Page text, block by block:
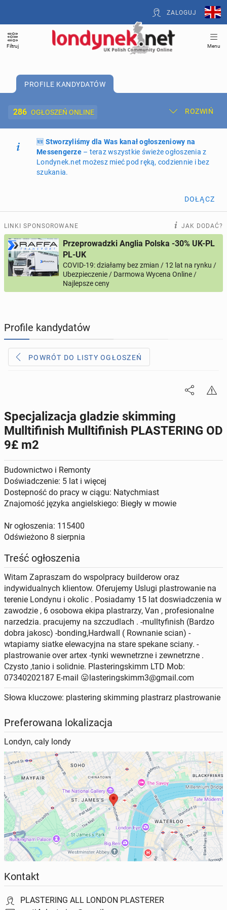
ZALOGUJ
Filtruj Menu
PROFILE KANDYDATÓW
286 OGŁOSZEŃ ONLINE ROZWIŃ
Dodaj ogłoszenie Moje ogłoszenia
Oferta i cennik ogłoszeń
ogłoszeń online
PROFILE KANDYDATÓW 286 profili online
USŁUGI 164ogłoszenia online
KUPIĘ & SPRZEDAM
TOWARZYSKIE
🆕 Stworzyliśmy dla Was kanał ogłoszeniowy na
Messengerze– teraz wszystkie świeże ogłoszenia z
Londynek.net możesz mieć pod ręką, codziennie i bez
szukania.
DOŁĄCZ
LINKI SPONSOROWANE JAK DODAĆ?
Przeprowadzki Anglia Polska -30% UK-PL
PL-UK
COVID-19: działamy bez zmian / 12 lat na rynku /
Ubezpieczenie / Darmowa Wycena Online /
Najlepsze ceny
Profile kandydatów
POWRÓT DO LISTY OGŁOSZEŃ
Specjalizacja gladzie skimming
Mulltifinish Mulltifinish PLASTERING OD
9£ m2
Budownictwo i Remonty
Doświadczenie: 5 lat i więcej
Dostepność do pracy w ciągu: Natychmiast
Znajomość języka angielskiego: Biegły w mowie
Nr ogłoszenia: 115400
Odświeżono 8 sierpnia
Treść ogłoszenia
Witam Zapraszam do wspolpracy builderow oraz
indywidualnych klientow. Oferujemy Uslugi plastrowanie na
terenie Londynu i okolic . Posiadamy 15 lat doswiadczenia w
zawodzie , 6 osobowa ekipa plastrarzy, Van , profesionalne
narzedzia. pracujemy na szczudlach . -mulltyfinish (Bardzo
dobra jakosc) -bonding,Hardwall ( Rownanie scian) -
wtapiamy siatke elewacyjna na stare spekane sciany. -
plastrowanie over artex -tynki wewnetrzne i zewnetrzne .
Czysto ,tanio i solidnie. Plasteringskimm LTD Mob:
07340202187 E-mail 😛lasteringskimm3@gmail.com
Słowa kluczowe: plastering skimming plastrarz plastrowanie
Preferowana lokalizacja
Londyn, caly londy
Kontakt
PLASTERING ALL LONDON PLASTERER